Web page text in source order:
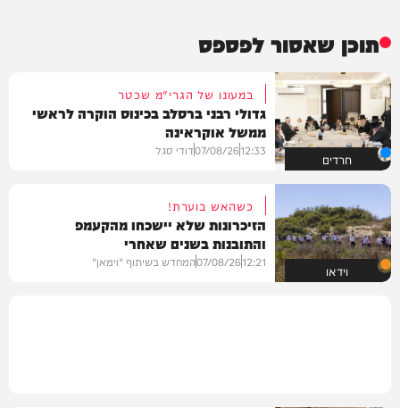
תוכן שאסור לפספס
חרדים
במעונו של הגרי"מ שכטר
גדולי רבני ברסלב בכינוס הוקרה לראשי
ממשל אוקראינה
12:33
07/08/26דודי סגל
וידאו
כשהאש בוערת!
הזיכרונות שלא יישכחו מהקעמפ
והתובנות בשנים שאחרי
12:21
07/08/26המחדש בשיתוף "וימאן"